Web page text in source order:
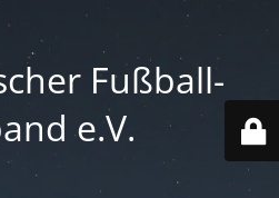
Fußball-
e.V.